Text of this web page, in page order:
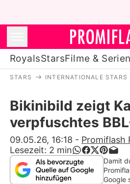
RoyalsStarsFilme & Serien
Stars
Filme &
Lifestyle
Familie &
STARS INTERNATIONALE STARS
Bikinibild zeigt
verpfuschtes
09.05.26, 16:18 - Promiflash
Lesezeit: 2 min
Damit
Google